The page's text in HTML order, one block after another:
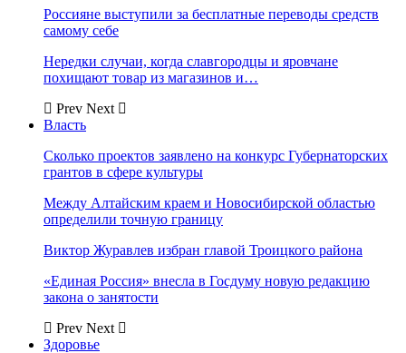
Россияне выступили за бесплатные переводы средств
самому себе
Нередки случаи, когда славгородцы и яровчане
похищают товар из магазинов и…
Prev Next
Власть
Сколько проектов заявлено на конкурс Губернаторских
грантов в сфере культуры
Между Алтайским краем и Новосибирской областью
определили точную границу
Виктор Журавлев избран главой Троицкого района
«Единая Россия» внесла в Госдуму новую редакцию
закона о занятости
Prev Next
Здоровье